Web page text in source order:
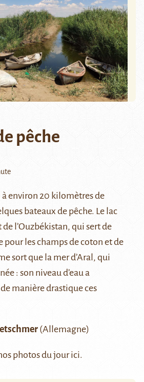
pêche
environ 20 kilomètres de
bateaux de pêche. Le lac
l’Ouzbékistan, qui sert de
pour les champs de coton et de
sort que lamer d’Aral, qui
: son niveau d’eau a
manière drastique ces
(Allemagne)
photos du jourici.